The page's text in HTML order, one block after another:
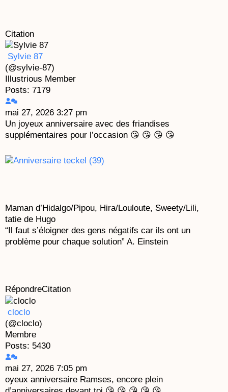
Citation
Sylvie 87
(@sylvie-87)
Illustrious Member
Posts: 7179
mai 27, 2026 3:27 pm
Un joyeux anniversaire avec des friandises
supplémentaires pour l’occasion 😘 😘 😘 😘
Maman d’Hidalgo/Pipou, Hira/Louloute, Sweety/Lili,
tatie de Hugo
“Il faut s’éloigner des gens négatifs car ils ont un
problème pour chaque solution” A. Einstein
RépondreCitation
cloclo
(@cloclo)
Membre
Posts: 5430
mai 27, 2026 7:05 pm
oyeux anniversaire Ramses, encore plein